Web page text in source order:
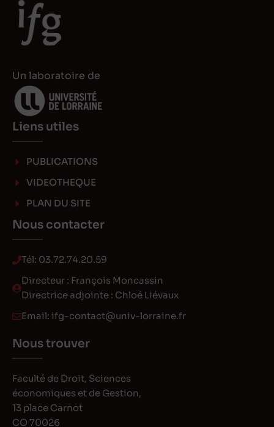
Un laboratoire de
Liens utiles
PUBLICATIONS
VIDEOTHEQUE
PLAN DU SITE
Nous contacter
Tél: 03.72.74.20.59
Directeur : François Moncassin
Directrice adjointe : Chloé Liévaux
Email: ifg-contact@univ-lorraine.fr
Nous trouver
Faculté de Droit, Sciences
économiques et de Gestion,
13 place Carnot
CO 70026